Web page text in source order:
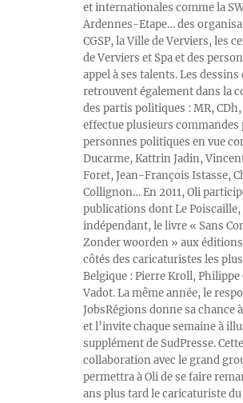
et internationales comme la
Ardennes-Etape… des
CGSP, la Ville de Verviers, les
de Verviers et Spa et des
appel à ses talents. Les dessins
retrouvent également dans la
des partis politiques : MR, CDh,
effectue plusieurs commandes
personnes politiques en vue
Ducarme, Kattrin Jadin,
Foret, Jean-François Istasse,
Collignon… En 2011, Oli
publications dont Le
indépendant, le livre « Sans
Zonder woorden » aux
côtés des caricaturistes les
Belgique : Pierre Kroll, Philippe
Vadot. La même année, le
JobsRégions donne sa chance
et l’invite chaque semaine à
supplément de SudPresse.
collaboration avec le grand
permettra à Oli de se faire
ans plus tard le caricaturiste